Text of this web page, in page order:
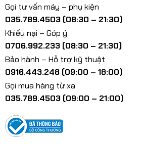
Gọi tư vấn máy – phụ kiện
035.789.4503 (08:30 – 21:30)
Khiếu nại – Góp ý
0706.992.233 (08:30 – 21:30)
Bảo hành – Hỗ trợ kỹ thuật
0916.443.248 (09:00 – 18:00)
Gọi mua hàng từ xa
035.789.4503 (09:00 – 21:00)